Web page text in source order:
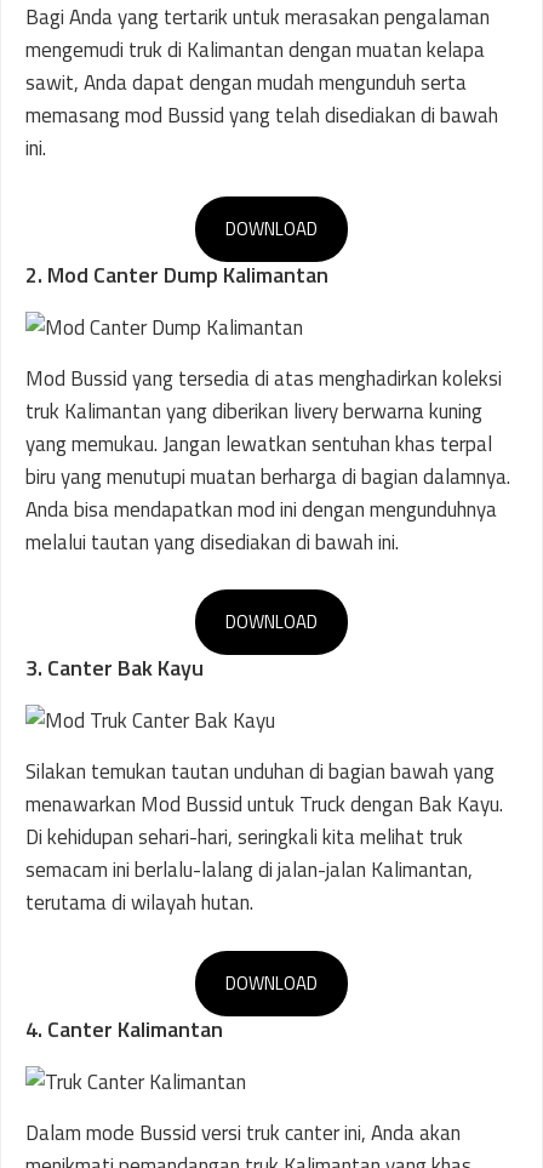
Bagi Anda yang tertarik untuk merasakan pengalaman
mengemudi truk di Kalimantan dengan muatan kelapa
sawit, Anda dapat dengan mudah mengunduh serta
memasang mod Bussid yang telah disediakan di bawah
ini.
DOWNLOAD
2. Mod Canter Dump Kalimantan
Mod Bussid yang tersedia di atas menghadirkan koleksi
truk Kalimantan yang diberikan livery berwarna kuning
yang memukau. Jangan lewatkan sentuhan khas terpal
biru yang menutupi muatan berharga di bagian dalamnya.
Anda bisa mendapatkan mod ini dengan mengunduhnya
melalui tautan yang disediakan di bawah ini.
DOWNLOAD
3. Canter Bak Kayu
Silakan temukan tautan unduhan di bagian bawah yang
menawarkan Mod Bussid untuk Truck dengan Bak Kayu.
Di kehidupan sehari-hari, seringkali kita melihat truk
semacam ini berlalu-lalang di jalan-jalan Kalimantan,
terutama di wilayah hutan.
DOWNLOAD
4. Canter Kalimantan
Dalam mode Bussid versi truk canter ini, Anda akan